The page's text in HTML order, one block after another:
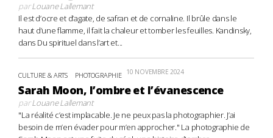
parLouane Lallemant
Il est d’ocre et d’agate, de safran et de cornaline. Il brûle dans le
haut d’une flamme, il fait la chaleur et tomber les feuilles. Kandinsky,
dans Du spirituel dans l’art et...
CULTURE & ARTS PHOTOGRAPHIE 10 NOVEMBRE 2024
Sarah Moon, l’ombre et l’évanescence
parLouane Lallemant
"La réalité c’est implacable. Je ne peux pas la photographier. J’ai
besoin de m’en évader pour m’en approcher." La photographie de